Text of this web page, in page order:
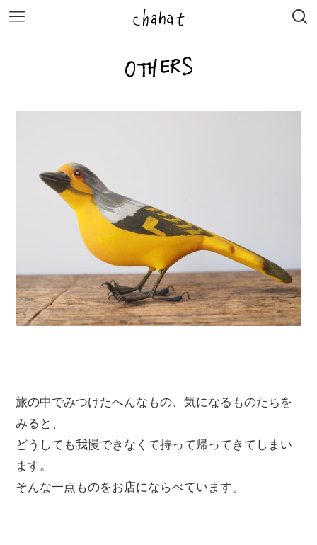
旅の中でみつけたへんなもの、気になるものたちを
みると、
どうしても我慢できなくて持って帰ってきてしまい
ます。
そんな一点ものをお店にならべています。